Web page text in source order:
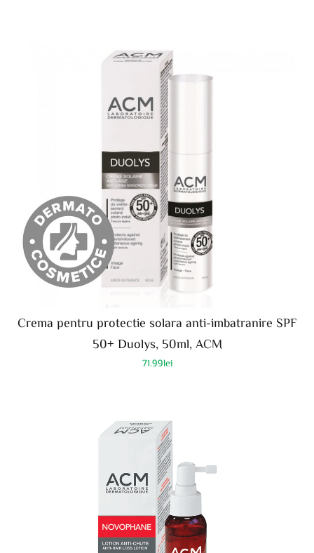
Crema pentru protectie solara anti-imbatranire SPF
50+ Duolys, 50ml, ACM
71.99lei